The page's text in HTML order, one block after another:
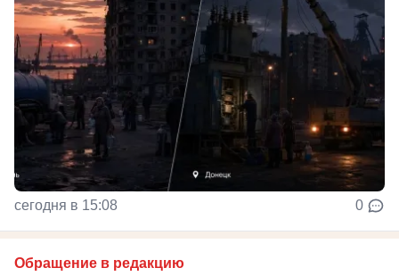
сегодня в 15:08 0
Обращение в редакцию